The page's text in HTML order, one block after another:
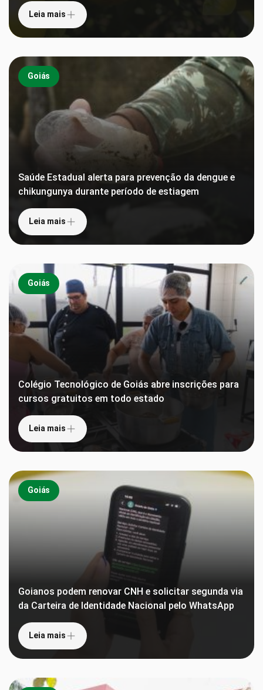
Leia mais
Goiás
Saúde Estadual alerta para prevenção da dengue e
chikungunya durante período de estiagem
Leia mais
Goiás
Colégio Tecnológico de Goiás abre inscrições para
cursos gratuitos em todo estado
Leia mais
Goiás
Goianos podem renovar CNH e solicitar segunda via
da Carteira de Identidade Nacional pelo WhatsApp
Leia mais